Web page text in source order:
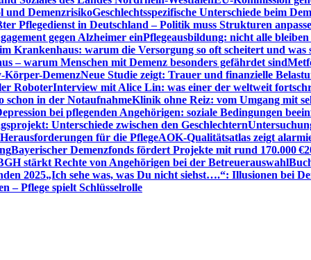
und DemenzrisikoGeschlechtsspezifische Unterschiede beim
Pflegedienst in Deutschland – Politik muss Strukturen
gegen Alzheimer einPflegeausbildung: nicht alle bleiben
Krankenhaus: warum die Versorgung so oft scheitert und was
– warum Menschen mit Demenz besonders gefährdet sind
Körper-DemenzNeue Studie zeigt: Trauer und finanzielle
RoboterInterview mit Alice Lin: was einer der weltweit
schon in der NotaufnahmeKlinik ohne Reiz: vom Umgang mit
bei pflegenden Angehörigen: soziale Bedingungen
Unterschiede zwischen den Geschlechtern
für die PflegeAOK-Qualitätsatlas zeigt
Bayerischer Demenzfonds fördert Projekte mit rund 170.000 €
stärkt Rechte von Angehörigen bei der Betreuerauswahl
2025„Ich sehe was, was Du nicht siehst….“: Illusionen bei
– Pflege spielt Schlüsselrolle